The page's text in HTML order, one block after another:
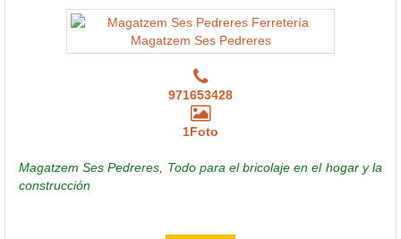
971653428
1Foto
Magatzem Ses Pedreres, Todo para el bricolaje en el hogar y la
construcción